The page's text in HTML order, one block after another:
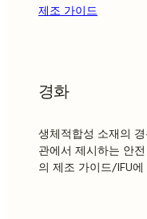
제조 가이드
경화
생체적합성 소재의
관에서 제시하는 안
의 제조 가이드/IFU